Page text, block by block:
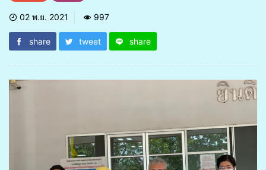
02 พ.ย. 2021 997
share tweet share